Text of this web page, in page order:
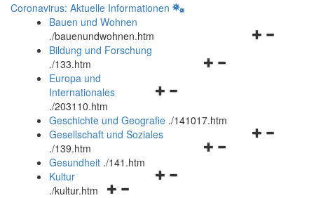
Coronavirus: Aktuelle Informationen
Bauen und Wohnen
./bauenundwohnen.htm
Navigationsmenü
Bildung und Forschung
./133.htm
Navigationsmenü
und
schließen
Europa und
Internationales
./203110.htm
Geschichte und Geografie ./141017.htm
Navigationsmenü
Gesellschaft und Soziales
./139.htm
Navigationsmenü
Gesundheit ./141.htm
Navigationsmenü
Kultur
./kultur.htm